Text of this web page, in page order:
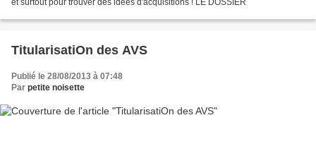
et surtout pour trouver des idées d'acquisitions ! LE DOSSIER
TitularisatiOn des AVS
Publié le 28/08/2013 à 07:48
Par petite noisette